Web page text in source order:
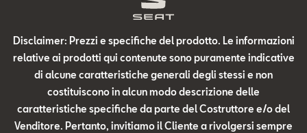
Disclaimer: Prezzi e specifiche del prodotto. Le informazioni
relative ai prodotti qui contenute sono puramente indicative
di alcune caratteristiche generali degli stessi e non
costituiscono in alcun modo descrizione delle
caratteristiche specifiche da parte del Costruttore e/o del
Venditore. Pertanto, invitiamo il Cliente a rivolgersi sempre